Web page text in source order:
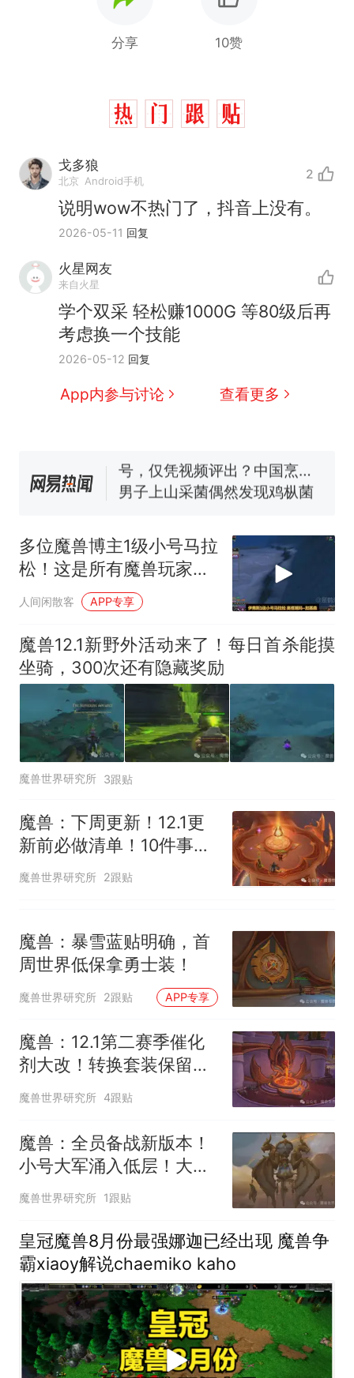
分享 10赞
戈多狼
北京 Android手机 2
说明wow不热门了，抖音上没有。
2026-05-11 回复
火星网友
来自火星
学个双采 轻松赚1000G 等80级后再
考虑换一个技能
2026-05-12 回复
App内参与讨论 查看更多
制裁瓜子饺子，美国怕什
么？
新 那个在床头放菜刀的女孩，
协会回应
男子上山采菌偶然发现鸡枞菌
窝，原地守1天等它长大：挖了
回大海 目击者直呼震惊 （视频
来源：参考消息）
笔试第一被第二名传话劝弃考
官方通报
热 制裁瓜子饺子，美国怕什
多位魔兽博主1级小号马拉
松！这是所有魔兽玩家的
狂欢20
人间闲散客 APP专享
魔兽12.1新野外活动来了！每日首杀能摸
坐骑，300次还有隐藏奖励
魔兽世界研究所 3跟贴
魔兽：下周更新！12.1更
新前必做清单！10件事做
完新赛季不走弯路
魔兽世界研究所 2跟贴
魔兽：暴雪蓝贴明确，首
周世界低保拿勇士装！
魔兽世界研究所 2跟贴 APP专享
魔兽：12.1第二赛季催化
剂大改！转换套装保留绿
字和特效！
魔兽世界研究所 4跟贴
魔兽：全员备战新版本！
小号大军涌入低层！大秘
玩家数活跃反弹！
魔兽世界研究所 1跟贴
皇冠魔兽8月份最强娜迦已经出现 魔兽争
霸xiaoy解说chaemiko kaho